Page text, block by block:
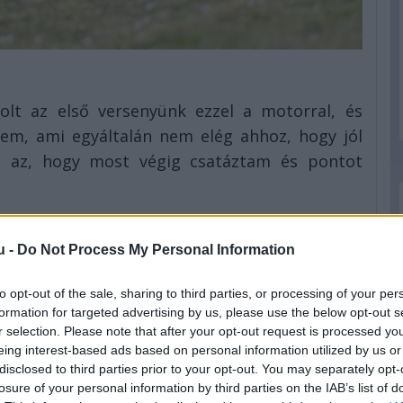
- Do Not Process My Personal Information
opt-out of the sale, sharing to third parties, or processing of your
for targeted advertising by us, please use the below opt-out
selection. Please note that after your opt-out request is processed
interest-based ads based on personal information utilized by us
to third parties prior to your opt-out. You may separately
of your personal information by third parties on the IAB’s list of
az első versenyünk ezzel a motorral, és
ami egyáltalán nem elég ahhoz, hogy jól
hogy most végig csatáztam és pontot
fékkel megyünk, mint a többiek, emiatt
használatával” – tette hozzá a 16 éves
a teljesítményemet, de odatettem
úgyhogy örülök, hogy megtettem mindent
elmondta, hogy ilyen téren is hátrányban
szemben, akik két versenyhétvégét